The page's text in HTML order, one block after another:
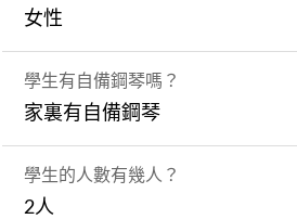
女性
學生有自備鋼琴嗎？
家裏有自備鋼琴
學生的人數有幾人？
2人